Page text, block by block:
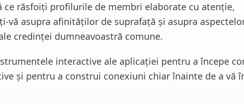
ce răsfoiți profilurile de membri elaborate cu atenție,
vă asupra afinităților de suprafață și asupra
credinței dumneavoastră comune.
interactive ale aplicației pentru a începe
și pentru a construi conexiuni chiar înainte de a vă